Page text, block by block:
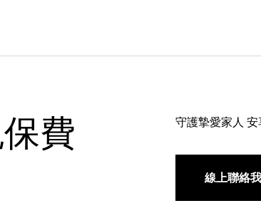
費
守護摯愛家人
線上聯絡